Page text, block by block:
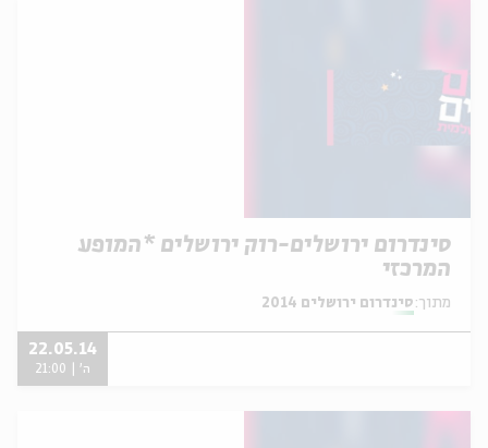
סינדרום ירושלים-רוק ירושלים *המופע
המרכזי
מתוך: סינדרום ירושלים 2014
22.05.14
ה' | 21:00